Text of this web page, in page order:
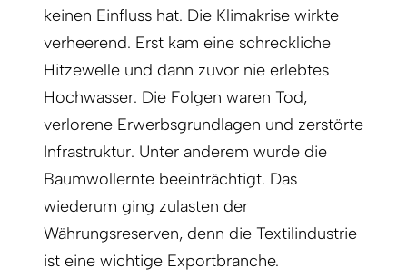
keinen Einfluss hat. Die Klimakrise wirkte
verheerend. Erst kam eine schreckliche
Hitzewelle und dann zuvor nie erlebtes
Hochwasser. Die Folgen waren Tod,
verlorene Erwerbsgrundlagen und zerstörte
Infrastruktur. Unter anderem wurde die
Baumwollernte beeinträchtigt. Das
wiederum ging zulasten der
Währungsreserven, denn die Textilindustrie
ist eine wichtige Exportbranche.